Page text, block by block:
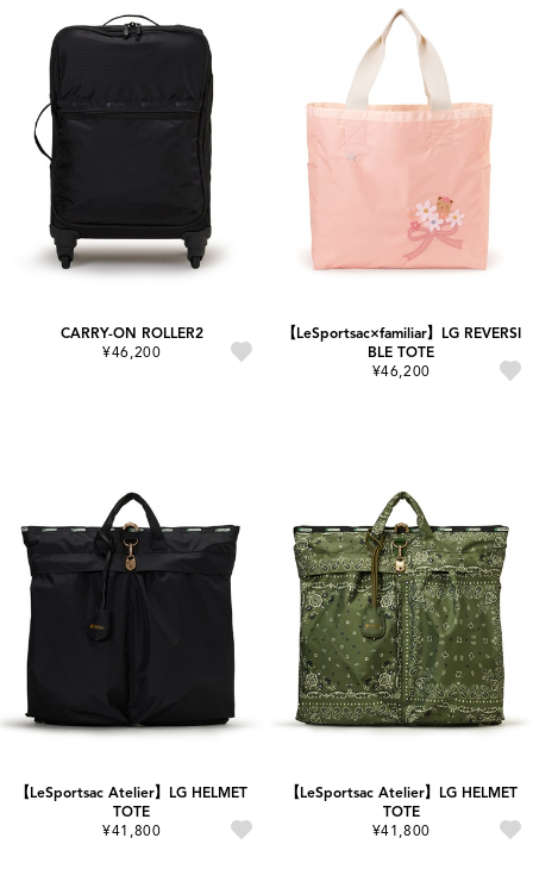
CARRY-ON ROLLER2
¥46,200
【LeSportsac×familiar】LG REVERSI
BLE TOTE
¥46,200
【LeSportsac Atelier】LG HELMET
TOTE
¥41,800
【LeSportsac Atelier】LG HELMET
TOTE
¥41,800